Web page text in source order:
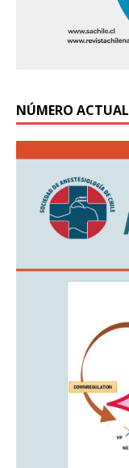
NÚMERO ACTUAL